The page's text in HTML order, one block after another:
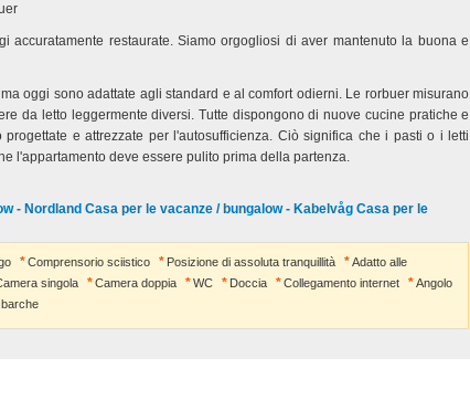
accuratamente restaurate. Siamo orgogliosi di aver mantenuto la buona e
oggi sono adattate agli standard e al comfort odierni. Le rorbuer misurano
da letto leggermente diversi. Tutte dispongono di nuove cucine pratiche e
e attrezzate per l'autosufficienza. Ciò significa che i pasti o i letti
l'appartamento deve essere pulito prima della partenza.
- Nordland Casa per le vacanze / bungalow - Kabelvåg Casa per le
Comprensorio sciistico Posizione di assoluta tranquillità
Adatto alle
singola Camera doppia WC Doccia Collegamento internet
Angolo